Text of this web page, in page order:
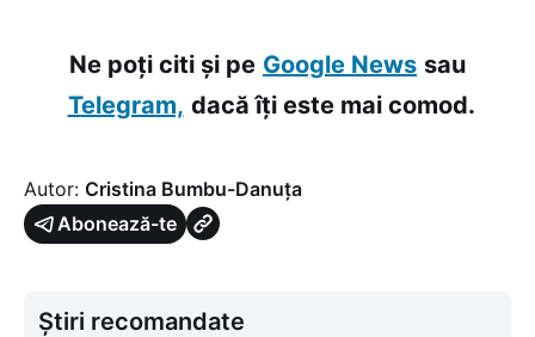
Ne poți citi și pe Google News sau
Telegram, dacă îți este mai comod.
Autor: Cristina Bumbu-Danuța
Abonează-te
Știri recomandate